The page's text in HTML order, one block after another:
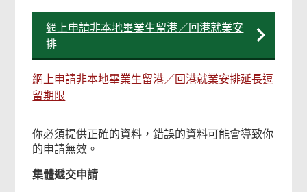
網上申請非本地畢業生留港／回港就業安
排
網上申請非本地畢業生留港／回港就業安排延長逗
留期限
你必須提供正確的資料，錯誤的資料可能會導致你
的申請無效。
集體遞交申請